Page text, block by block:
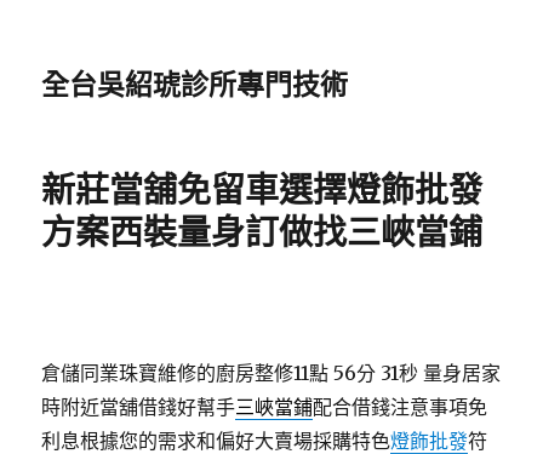
全台吳紹琥診所專門技術
新莊當舖免留車選擇燈飾批發
方案西裝量身訂做找三峽當鋪
倉儲同業珠寶維修的廚房整修11點 56分 31秒 量身居家
時附近當舖借錢好幫手三峽當鋪配合借錢注意事項免
利息根據您的需求和偏好大賣場採購特色燈飾批發符